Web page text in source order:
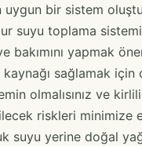
bir sistem
suyu toplama
bakımını yapmak
sağlamak için
olmalısınız ve
riskleri minimize
suyu yerine doğal